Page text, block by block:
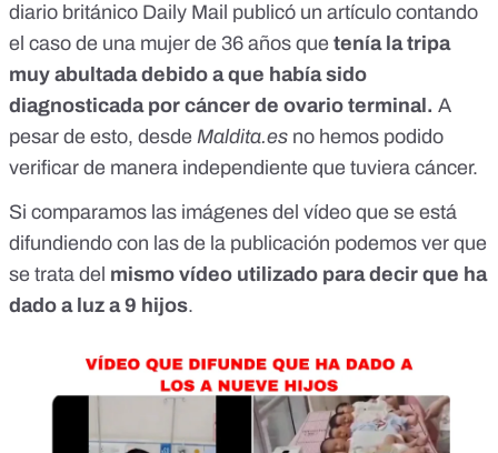
diario británico Daily Mail publicó un artículo contando
el caso de una mujer de 36 años que tenía la tripa
muy abultada debido a que había sido
diagnosticada por cáncer de ovario terminal. A
pesar de esto, desde Maldita.es no hemos podido
verificar de manera independiente que tuviera cáncer.
Si comparamos las imágenes del vídeo que se está
difundiendo con las de la publicación podemos ver que
se trata del mismo vídeo utilizado para decir que ha
dado a luz a 9 hijos.